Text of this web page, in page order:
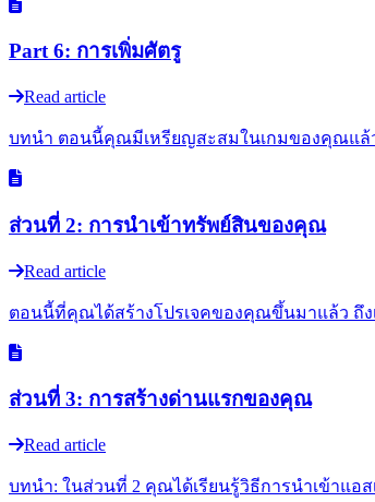
Part 6: การเพิ่มศัตรู
Read article
บทนำ ตอนนี้คุณมีเหรียญสะสมในเกมของคุณแล้
ส่วนที่ 2: การนำเข้าทรัพย์สินของคุณ
Read article
ตอนนี้ที่คุณได้สร้างโปรเจคของคุณขึ้นมาแล้ว ถึง
ส่วนที่ 3: การสร้างด่านแรกของคุณ
Read article
บทนำ: ในส่วนที่ 2 คุณได้เรียนรู้วิธีการนำเข้าแอส